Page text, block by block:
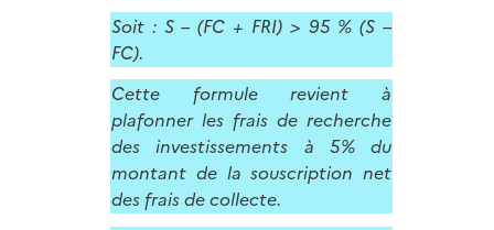
Soit : S – (FC + FRI) > 95 % (S –
FC).
Cette formule revient à
plafonner les frais de recherche
des investissements à 5% du
montant de la souscription net
des frais de collecte.